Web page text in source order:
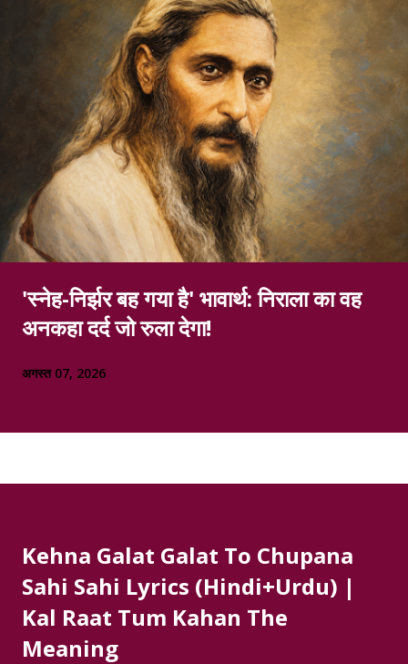
'स्नेह-निर्झर बह गया है' भावार्थ: निराला का वह
अनकहा दर्द जो रुला देगा!
अगस्त 07, 2026
Kehna Galat Galat To Chupana
Sahi Sahi Lyrics (Hindi+Urdu) |
Kal Raat Tum Kahan The
Meaning